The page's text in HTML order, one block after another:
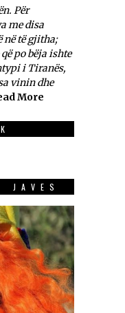
Për
me disa
në të gjitha;
po bëja ishte
i Tiranës,
vinin dhe
More